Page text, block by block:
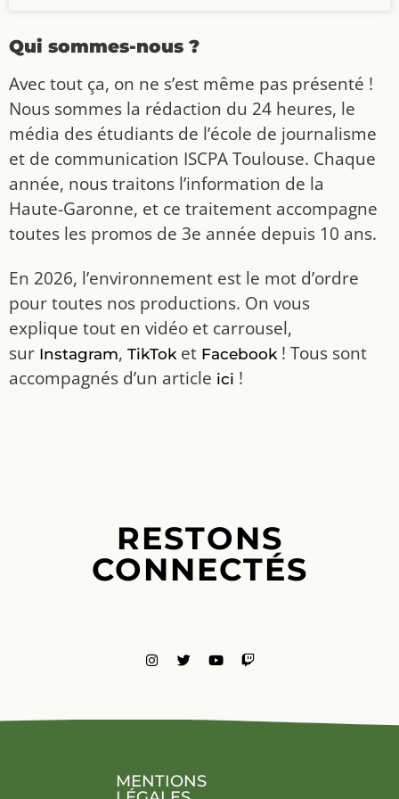
Qui sommes-nous ?
Avec tout ça, on ne s’est même pas présenté !
Nous sommes la rédaction du 24 heures, le
média des étudiants de l’école de journalisme
et de communication ISCPA Toulouse. Chaque
année, nous traitons l’information de la
Haute-Garonne, et ce traitement accompagne
toutes les promos de 3e année depuis 10 ans.
En 2026, l’environnement est le mot d’ordre
pour toutes nos productions. On vous
explique tout en vidéo et carrousel,
sur Instagram, TikToket Facebook! Tous sont
accompagnés d’un article ici !
RESTONS
CONNECTÉS
MENTIONS